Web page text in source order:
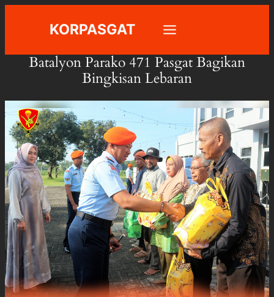
KORPASGAT
Batalyon Parako 471 Pasgat Bagikan
Bingkisan Lebaran